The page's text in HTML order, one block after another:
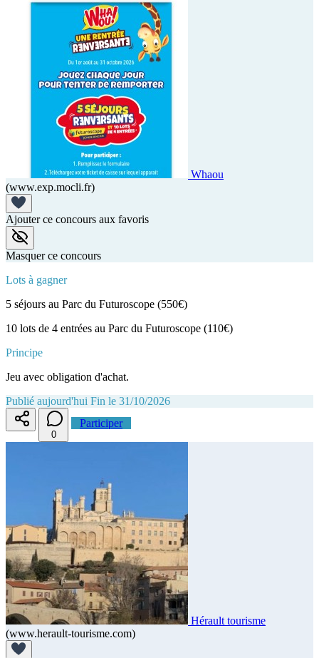
Whaou
(www.exp.mocli.fr)
Ajouter ce concours aux favoris
Masquer ce concours
Lots à gagner
5 séjours au Parc du Futuroscope (550€)
10 lots de 4 entrées au Parc du Futuroscope (110€)
Principe
Jeu avec obligation d'achat.
Publié aujourd'hui Fin le 31/10/2026
0
Participer
Hérault tourisme
(www.herault-tourisme.com)